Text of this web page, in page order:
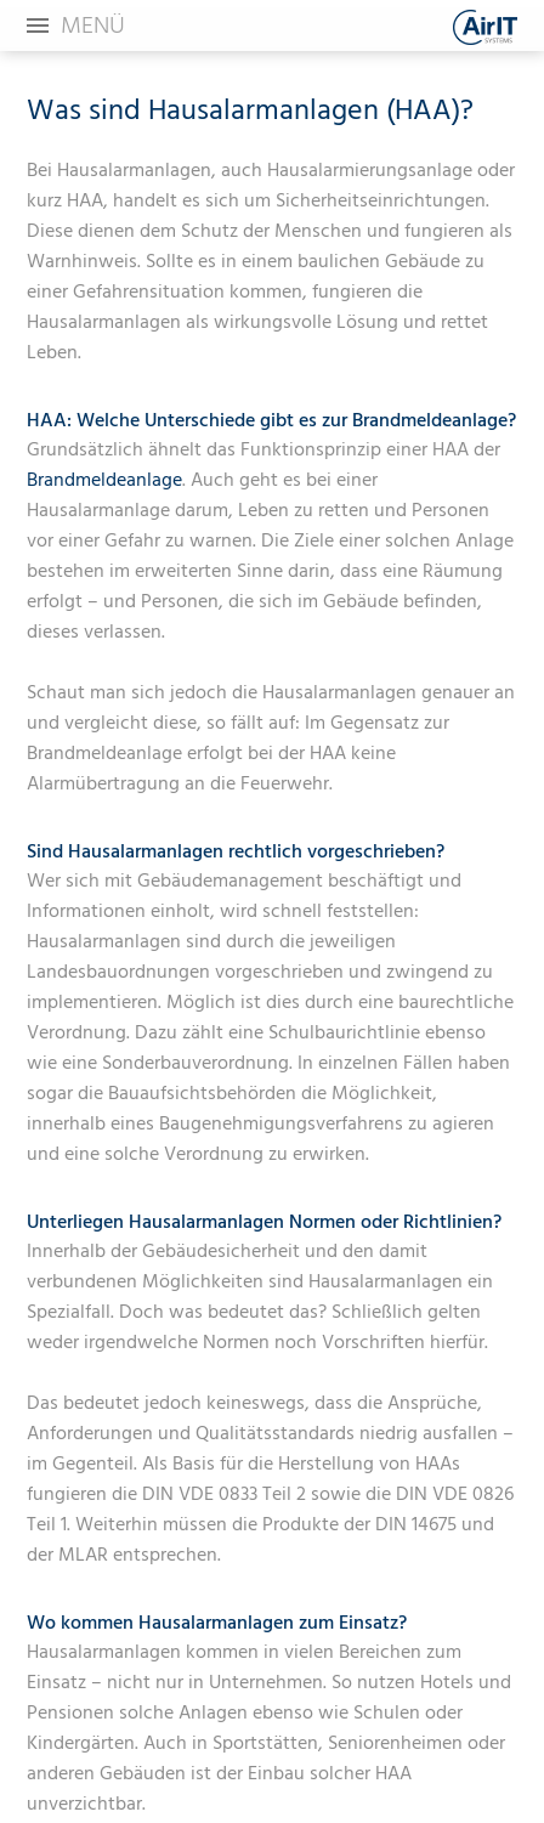
MENÜ
Was sind Hausalarmanlagen (HAA)?
Bei Hausalarmanlagen, auch Hausalarmierungsanlage oder
kurz HAA, handelt es sich um Sicherheitseinrichtungen.
Diese dienen dem Schutz der Menschen und fungieren als
Warnhinweis. Sollte es in einem baulichen Gebäude zu
einer Gefahrensituation kommen, fungieren die
Hausalarmanlagen als wirkungsvolle Lösung und rettet
Leben.
HAA: Welche Unterschiede gibt es zur Brandmeldeanlage?
Grundsätzlich ähnelt das Funktionsprinzip einer HAA der
Brandmeldeanlage. Auch geht es bei einer
Hausalarmanlage darum, Leben zu retten und Personen
vor einer Gefahr zu warnen. Die Ziele einer solchen Anlage
bestehen im erweiterten Sinne darin, dass eine Räumung
erfolgt – und Personen, die sich im Gebäude befinden,
dieses verlassen.
Schaut man sich jedoch die Hausalarmanlagen genauer an
und vergleicht diese, so fällt auf: Im Gegensatz zur
Brandmeldeanlage erfolgt bei der HAA keine
Alarmübertragung an die Feuerwehr.
Sind Hausalarmanlagen rechtlich vorgeschrieben?
Wer sich mit Gebäudemanagement beschäftigt und
Informationen einholt, wird schnell feststellen:
Hausalarmanlagen sind durch die jeweiligen
Landesbauordnungen vorgeschrieben und zwingend zu
implementieren. Möglich ist dies durch eine baurechtliche
Verordnung. Dazu zählt eine Schulbaurichtlinie ebenso
wie eine Sonderbauverordnung. In einzelnen Fällen haben
sogar die Bauaufsichtsbehörden die Möglichkeit,
innerhalb eines Baugenehmigungsverfahrens zu agieren
und eine solche Verordnung zu erwirken.
Unterliegen Hausalarmanlagen Normen oder Richtlinien?
Innerhalb der Gebäudesicherheit und den damit
verbundenen Möglichkeiten sind Hausalarmanlagen ein
Spezialfall. Doch was bedeutet das? Schließlich gelten
weder irgendwelche Normen noch Vorschriften hierfür.
Das bedeutet jedoch keineswegs, dass die Ansprüche,
Anforderungen und Qualitätsstandards niedrig ausfallen –
im Gegenteil. Als Basis für die Herstellung von HAAs
fungieren die DIN VDE 0833 Teil 2 sowie die DIN VDE 0826
Teil 1. Weiterhin müssen die Produkte der DIN 14675 und
der MLAR entsprechen.
Wo kommen Hausalarmanlagen zum Einsatz?
Hausalarmanlagen kommen in vielen Bereichen zum
Einsatz – nicht nur in Unternehmen. So nutzen Hotels und
Pensionen solche Anlagen ebenso wie Schulen oder
Kindergärten. Auch in Sportstätten, Seniorenheimen oder
anderen Gebäuden ist der Einbau solcher HAA
unverzichtbar.